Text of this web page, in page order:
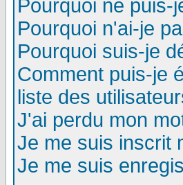
Pourquoi ne puis-
Pourquoi n'ai-je
Pourquoi suis-je
Comment puis-je
liste des
J'ai perdu mon
Je me suis inscrit
Je me suis